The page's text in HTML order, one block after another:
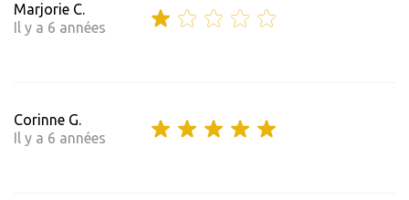
Marjorie C.
Il y a 6 années
Corinne G.
Il y a 6 années